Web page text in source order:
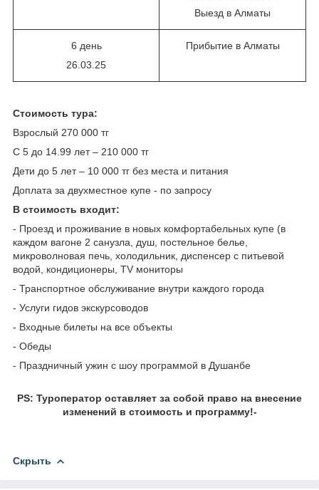
Выезд в Алматы
6 день
26.03.25
Прибытие в Алматы
Стоимость тура:
Взрослый 270 000 тг
С 5 до 14.99 лет – 210 000 тг
Дети до 5 лет – 10 000 тг без места и питания
Доплата за двухместное купе - по запросу
В стоимость входит:
- Проезд и проживание в новых комфортабельных купе (в
каждом вагоне 2 санузла, душ, постельное белье,
микроволновая печь, холодильник, диспенсер с питьевой
водой, кондиционеры, TV мониторы
- Транспортное обслуживание внутри каждого города
- Услуги гидов экскурсоводов
- Входные билеты на все объекты
- Обеды
- Праздничный ужин с шоу программой в Душанбе
PS: Туроператор оставляет за собой право на внесение
изменений в стоимость и программу!-
Скрыть